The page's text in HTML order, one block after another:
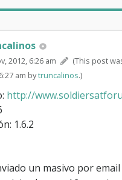
o
a
v
e
2012, 6:26 am
(This post
am bytruncalinos.)
http://
1.6.2
un masivo por